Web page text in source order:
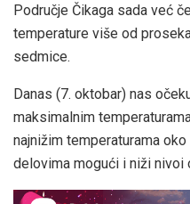
Područje Čikaga sada već
temperature više od
sedmice.
Danas (7. oktobar) nas
maksimalnim
najnižim temperaturama oko
delovima mogući i niži nivoi